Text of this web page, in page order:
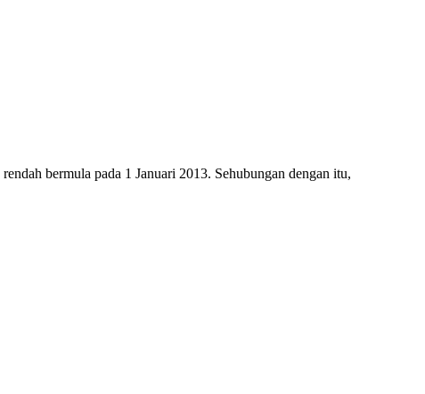
bermula pada 1 Januari 2013. Sehubungan dengan itu,